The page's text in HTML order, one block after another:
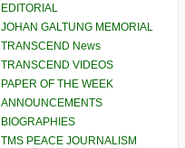
EDITORIAL
JOHAN GALTUNG MEMORIAL
TRANSCEND News
TRANSCEND VIDEOS
PAPER OF THE WEEK
ANNOUNCEMENTS
BIOGRAPHIES
TMS PEACE JOURNALISM